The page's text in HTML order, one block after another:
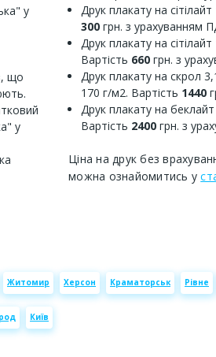
у
що
у
Друк плакату на
300 грн. з урахуванням
Друк плакату на
Вартість 660 грн. з
Друк плакату на скрол
170 г/м2. Вартість 1440
Друк плакату на
Вартість 2400 грн. з
Ціна на друк без
можна ознайомитись у
Житомир Херсон Краматорськ Рівне
Київ